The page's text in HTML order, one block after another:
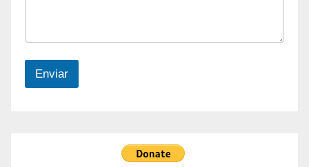
Enviar